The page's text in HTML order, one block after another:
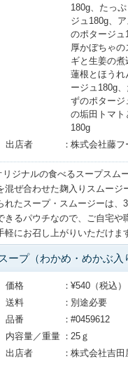
180g、たっ
ジュ180g、
のポタージュ
厚かぼちゃの
ギと生姜の煮
蓮根とほうれ
ージュ180g
ずのポタージ
の垢田トマト
180g
出店者
株式会社藤フ
リジナルの食べるスープスム
混ぜ合わせた麹入りスムージ
れたスープ・スムージーは、
きるパウチなので、ご自宅や
にお召し上がりいただけま
ープ（わかめ・めかぶ入
価格
¥540（税込）
送料
別途必要
品番
#0459612
内容量／重量
25ｇ
出店者
株式会社吉田